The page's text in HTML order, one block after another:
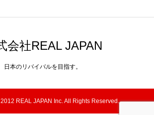
会社REAL JAPAN
日本のリバイバルを目指す。
REAL JAPAN Inc. All Rights Reserved.